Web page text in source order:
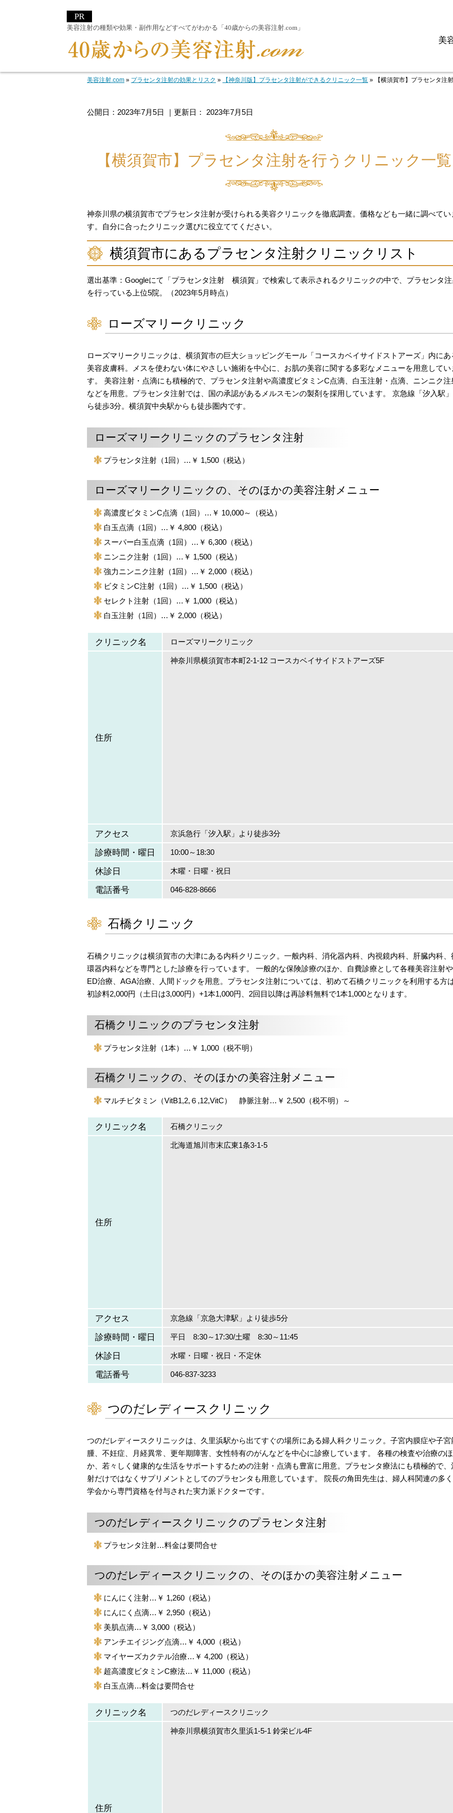
美容注射の種類や効果・副作用などすべてがわかる「40歳からの美容注射.com」
美
美容注射.com » プラセンタ注射の効果とリスク » 【神奈川版】プラセンタ注射ができるクリニック一覧 » 【横須賀市】プラセンタ注
公開日： 2023年7月5日 ｜更新日： 2023年7月5日
【横須賀市】プラセンタ注射を行うクリニック一覧
神奈川県の横須賀市でプラセンタ注射が受けられる美容クリニックを徹底調査。価格なども一緒に調べてい
す。自分に合ったクリニック選びに役立ててください。
横須賀市にあるプラセンタ注射クリニックリスト
選出基準：Googleにて「プラセンタ注射 横須賀」で検索して表示されるクリニックの中で、プラセンタ
を行っている上位5院。（2023年5月時点）
ローズマリークリニック
ローズマリークリニックは、横須賀市の巨大ショッピングモール「コースカベイサイドストアーズ」内にあ
美容皮膚科。メスを使わない体にやさしい施術を中心に、お肌の美容に関する多彩なメニューを用意してい
す。 美容注射・点滴にも積極的で、プラセンタ注射や高濃度ビタミンC点滴、白玉注射・点滴、ニンニク注
などを用意。プラセンタ注射では、国の承認があるメルスモンの製剤を採用しています。 京急線「汐入駅
ら徒歩3分。横須賀中央駅からも徒歩圏内です。
ローズマリークリニックのプラセンタ注射
プラセンタ注射（1回）…￥ 1,500（税込）
ローズマリークリニックの、そのほかの美容注射メニュー
高濃度ビタミンC点滴（1回）…￥ 10,000～（税込）
白玉点滴（1回）…￥ 4,800（税込）
スーパー白玉点滴（1回）…￥ 6,300（税込）
ニンニク注射（1回）…￥ 1,500（税込）
強力ニンニク注射（1回）…￥ 2,000（税込）
ビタミンC注射（1回）…￥ 1,500（税込）
セレクト注射（1回）…￥ 1,000（税込）
白玉注射（1回）…￥ 2,000（税込）
クリニック名 ローズマリークリニック
住所
神奈川県横須賀市本町2-1-12 コースカベイサイドストアーズ5F
アクセス 京浜急行「汐入駅」より徒歩3分
診療時間・曜日 10:00～18:30
休診日 木曜・日曜・祝日
電話番号 046-828-8666
石橋クリニック
石橋クリニックは横須賀市の大津にある内科クリニック。一般内科、消化器内科、内視鏡内科、肝臓内科、
環器内科などを専門とした診療を行っています。 一般的な保険診療のほか、自費診療として各種美容注射や
ED治療、AGA治療、人間ドックを用意。プラセンタ注射については、初めて石橋クリニックを利用する方
初診料2,000円（土日は3,000円）+1本1,000円、2回目以降は再診料無料で1本1,000となります。
石橋クリニックのプラセンタ注射
プラセンタ注射（1本）…￥ 1,000（税不明）
石橋クリニックの、そのほかの美容注射メニュー
マルチビタミン（VitB1,2,６,12,VitC） 静脈注射…￥ 2,500（税不明）～
クリニック名 石橋クリニック
住所
北海道旭川市末広東1条3-1-5
アクセス 京急線「京急大津駅」より徒歩5分
診療時間・曜日 平日 8:30～17:30/土曜 8:30～11:45
休診日 水曜・日曜・祝日・不定休
電話番号 046-837-3233
つのだレディースクリニック
つのだレディースクリニックは、久里浜駅から出てすぐの場所にある婦人科クリニック。子宮内膜症や子宮
腫、不妊症、月経異常、更年期障害、女性特有のがんなどを中心に診療しています。 各種の検査や治療のほ
か、若々しく健康的な生活をサポートするための注射・点滴も豊富に用意。プラセンタ療法にも積極的で、
射だけではなくサプリメントとしてのプラセンタも用意しています。 院長の角田先生は、婦人科関連の多
学会から専門資格を付与された実力派ドクターです。
つのだレディースクリニックのプラセンタ注射
プラセンタ注射…料金は要問合せ
つのだレディースクリニックの、そのほかの美容注射メニュー
にんにく注射…￥ 1,260（税込）
にんにく点滴…￥ 2,950（税込）
美肌点滴…￥ 3,000（税込）
アンチエイジング点滴…￥ 4,000（税込）
マイヤーズカクテル治療…￥ 4,200（税込）
超高濃度ビタミンC療法…￥ 11,000（税込）
白玉点滴…料金は要問合せ
クリニック名 つのだレディースクリニック
住所
神奈川県横須賀市久里浜1-5-1 鈴栄ビル4F